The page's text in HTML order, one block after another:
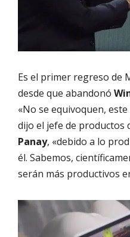
Es el primer regreso de
desde que abandonó
«No se equivoquen,
dijo el jefe de productos
Panay, «debido a lo
él. Sabemos,
serán más productivos